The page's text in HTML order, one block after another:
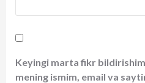
Keyingi marta fikr
mening ismim, email va